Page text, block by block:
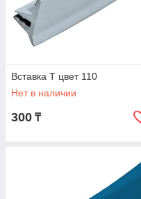
Вставка Т цвет 110
Нет в наличии
300 ₸